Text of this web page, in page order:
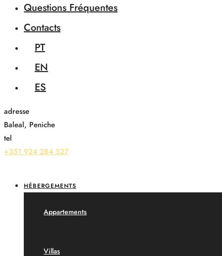
Questions Fréquentes
Contacts
PT
EN
ES
adresse
Baleal, Peniche
tel
+351 924 284 527
HÉBERGEMENTS
Appartements
Villas